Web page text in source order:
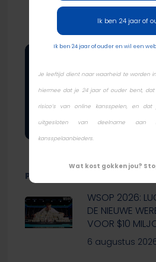
TOTAAL RANKING–JUNI
APRIL 2023–MAART 2023
POKERNIEUWS
WSOP 2026:
DE NIEUWE
VOOR $10
6 augustus
Ik ben 24 jaar of
Ik ben 24 jaar of ouder en wil een
Je leeftijd dient naar waarheid te worden
hiermee dat je 24 jaar of ouder bent,
risico’s van online kansspelen, en
uitgesloten van deelname aan
kansspelaanbieders.
Wat kost gokken jou?